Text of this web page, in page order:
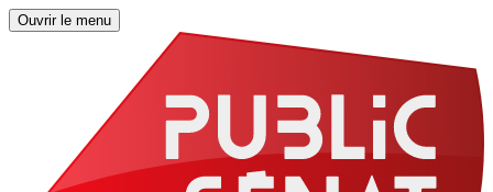
Ouvrir le menu